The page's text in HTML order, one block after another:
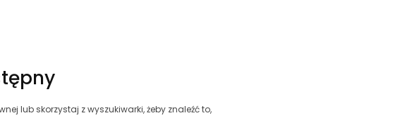
lub skorzystaj z wyszukiwarki, żeby znaleźć to,